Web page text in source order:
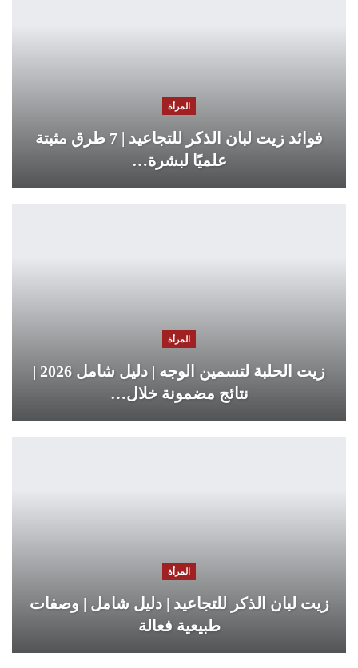
المرأة
فوائد زيت لبان الذكر للتجاعيد | 7 طرق مثبتة
علميًا لبشرة…
المرأة
زيت الحلبة لتسمين الوجه | دليل شامل 2026 |
نتائج مضمونة خلال…
المرأة
زيت لبان الذكر للتجاعيد | دليل شامل | وصفات
طبيعية فعالة